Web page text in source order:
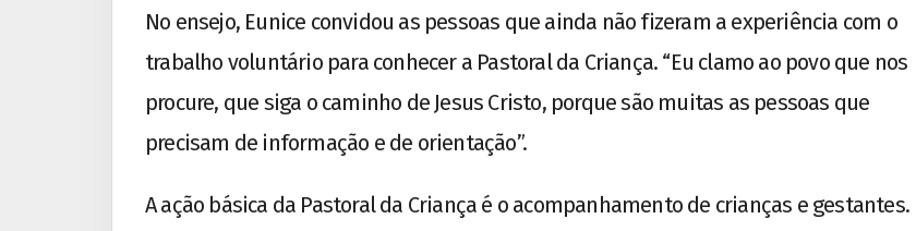
No ensejo, Eunice convidou as pessoas que ainda não fizeram a experiência com o
trabalho voluntário para conhecer a Pastoral da Criança. “Eu clamo ao povo que nos
procure, que siga o caminho de Jesus Cristo, porque são muitas as pessoas que
precisam de informação e de orientação”.
A ação básica da Pastoral da Criança é o acompanhamento de crianças e gestantes.